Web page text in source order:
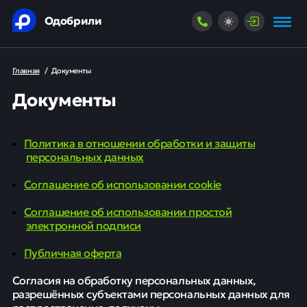
Одобрили
Главная / Документы
Документы
Политика в отношении обработки и защиты
персональных данных
Соглашение об использовании cookie
Соглашение об использовании простой
электронной подписи
Публичная оферта
Согласия на обработку персональных данных,
разрешённых субъектами персональных данных для